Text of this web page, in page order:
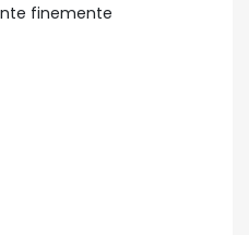
finemente